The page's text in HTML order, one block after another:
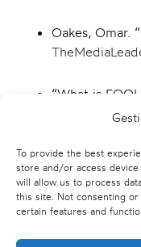
To provide the best
store and/or access
will allow us to process
this site. Not consenting
certain features and
Oakes, Omar.
“What is
Advertising?”.